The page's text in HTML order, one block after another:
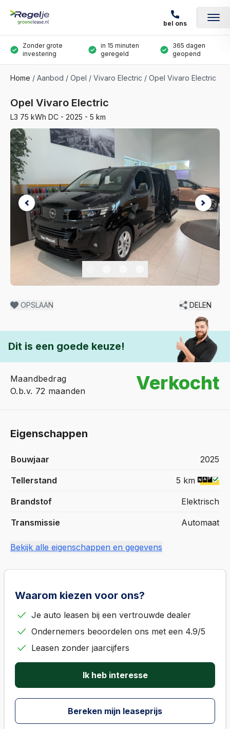
bel ons
Zonder grote
investering
in 15 minuten
geregeld
365 dagen
geopend
Home Aanbod Opel Vivaro Electric Opel Vivaro Electric
Opel Vivaro Electric
L3 75 kWh DC - 2025 - 5 km
OPSLAAN DELEN
Dit is een goede keuze!
Maandbedrag
O.b.v. 72 maanden
Verkocht
Eigenschappen
Bouwjaar 2025
Tellerstand 5 km
Brandstof Elektrisch
Transmissie Automaat
Bekijk alle eigenschappen en gegevens
Waarom kiezen voor ons?
Je auto leasen bij een vertrouwde dealer
Ondernemers beoordelen ons met een 4.9/5
Leasen zonder jaarcijfers
Ik heb interesse
Bereken mijn leaseprijs